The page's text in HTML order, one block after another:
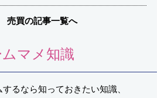
売買の記事一覧へ
マメ知識
するなら知っておきたい知識、